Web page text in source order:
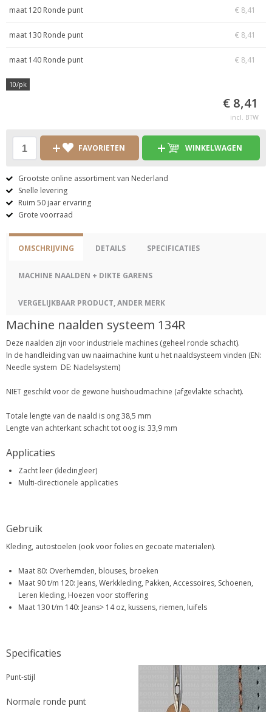
maat 120 Ronde punt € 8,41
maat 130 Ronde punt € 8,41
maat 140 Ronde punt € 8,41
10/pk
€ 8,41
incl. BTW
FAVORIETEN WINKELWAGEN
Grootste online assortiment van Nederland
Snelle levering
Ruim 50 jaar ervaring
Grote voorraad
OMSCHRIJVING DETAILS SPECIFICATIES
MACHINE NAALDEN + DIKTE GARENS
VERGELIJKBAAR PRODUCT, ANDER MERK
Machine naalden systeem 134R
Deze naalden zijn voor industriele machines (geheel ronde schacht).
In de handleiding van uw naaimachine kunt u het naaldsysteem vinden (EN:
Needle system DE: Nadelsystem)
NIET geschikt voor de gewone huishoudmachine (afgevlakte schacht).
Totale lengte van de naald is ong 38,5 mm
Lengte van achterkant schacht tot oog is: 33,9 mm
Applicaties
Zacht leer (kledingleer)
Multi-directionele applicaties
Gebruik
Kleding, autostoelen (ook voor folies en gecoate materialen).
Maat 80: Overhemden, blouses, broeken
Maat 90 t/m 120: Jeans, Werkkleding, Pakken, Accessoires, Schoenen,
Leren kleding, Hoezen voor stoffering
Maat 130 t/m 140: Jeans> 14 oz, kussens, riemen, luifels
Specificaties
Punt-stijl
Normale ronde punt